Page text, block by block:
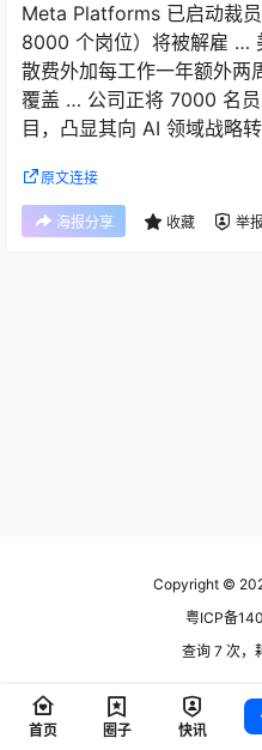
Meta Platforms 已启动裁
8000 个岗位）将被解雇 …
散费外加每工作一年额外两
覆盖 … 公司正将 7000 名
目，凸显其向 AI 领域战略转
原文连接
海报分享 收藏 举报
Copyright ©
粤ICP备
查询 7 次，
首页 圈子 快讯